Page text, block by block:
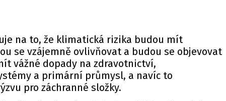
na to, že klimatická rizika budou mít
se vzájemně ovlivňovat a budou se objevovat
vážné dopady na zdravotnictví,
a primární průmysl, a navíc to
pro záchranné složky.